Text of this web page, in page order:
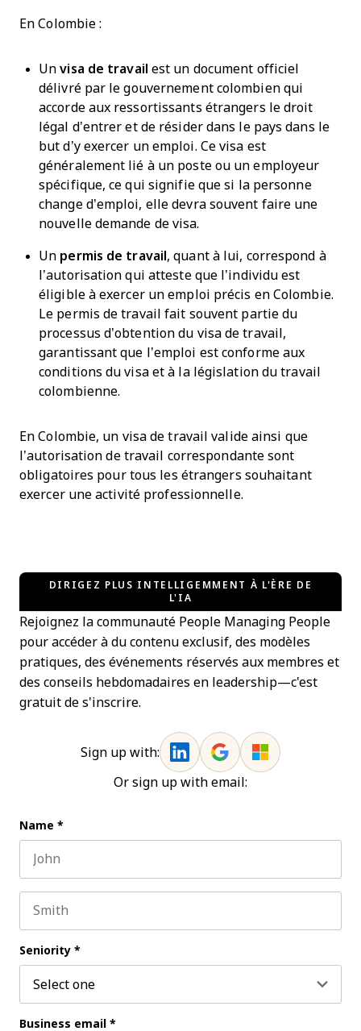
En Colombie :
Unvisa de travail est un document officiel
délivré par le gouvernement colombien qui
accorde aux ressortissants étrangers le droit
légal d’entrer et de résider dans le pays dans le
but d’y exercer un emploi. Ce visa est
généralement lié à un poste ou un employeur
spécifique, ce qui signifie que si la personne
change d’emploi, elle devra souvent faire une
nouvelle demande de visa.
Un permis de travail , quant à lui, correspond à
l’autorisation qui atteste que l’individu est
éligible à exercer un emploi précis en Colombie.
Le permis de travail fait souvent partie du
processus d’obtention du visa de travail,
garantissant que l’emploi est conforme aux
conditions du visa et à la législation du travail
colombienne.
En Colombie, un visa de travail valide ainsi que
l’autorisation de travail correspondante sont
obligatoires pour tous les étrangers souhaitant
exercer une activité professionnelle.
DIRIGEZ PLUS INTELLIGEMMENT À L'ÈRE DE
L'IA
Rejoignez la communauté People Managing People
pour accéder à du contenu exclusif, des modèles
pratiques, des événements réservés aux membres et
des conseils hebdomadaires en leadership—c'est
gratuit de s'inscrire.
Sign up with:
Or sign up with email:
Name *
Seniority *
Business email *